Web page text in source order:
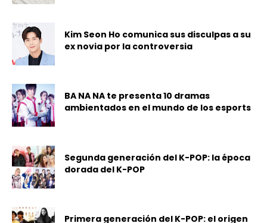
Kim Seon Ho comunica sus disculpas a su
ex novia por la controversia
BA NA NA te presenta 10 dramas
ambientados en el mundo de los esports
Segunda generación del K-POP: la época
dorada del K-POP
Primera generación del K-POP: el origen